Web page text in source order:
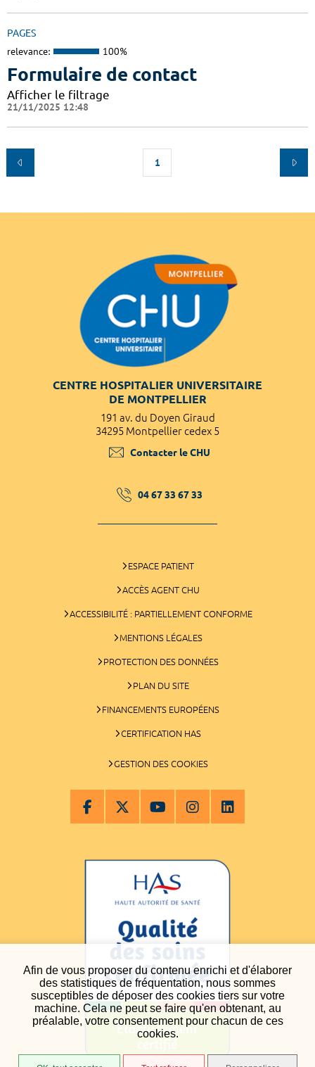
Afin de vous proposer du contenu enrichi et d'élaborer
des statistiques de fréquentation, nous sommes
susceptibles de déposer des cookies tiers sur votre
machine. Cela ne peut se faire qu'en obtenant, au
préalable, votre consentement pour chacun de ces
cookies.
PAGES
relevance: 100%
Formulaire de contact
Afficher le filtrage
21/11/2025 12:48
1
CENTRE HOSPITALIER UNIVERSITAIRE
DE MONTPELLIER
191 av. du Doyen Giraud
34295 Montpellier cedex 5
Contacter le CHU
04 67 33 67 33
ESPACE PATIENT
ACCÈS AGENT CHU
ACCESSIBILITÉ : PARTIELLEMENT CONFORME
MENTIONS LÉGALES
PROTECTION DES DONNÉES
PLAN DU SITE
FINANCEMENTS EUROPÉENS
CERTIFICATION HAS
GESTION DES COOKIES